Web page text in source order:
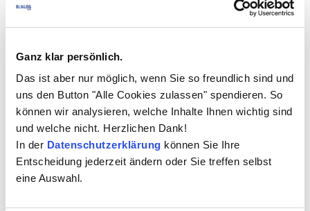
Ganz klar persönlich.
Das ist aber nur möglich, wenn Sie so freundlich sind und
uns den Button "Alle Cookies zulassen" spendieren. So
können wir analysieren, welche Inhalte Ihnen wichtig sind
und welche nicht. Herzlichen Dank!
In der Datenschutzerklärung können Sie Ihre
Entscheidung jederzeit ändern oder Sie treffen selbst
eine Auswahl.
Karl Heinz Mosbach